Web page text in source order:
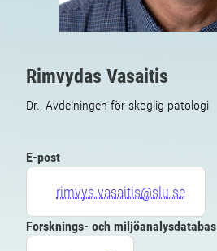
Rimvydas Vasaitis
Dr., Avdelningen för skoglig patologi
E-post
rimvys.vasaitis@slu.se
Forsknings- och miljöanalysdatabas